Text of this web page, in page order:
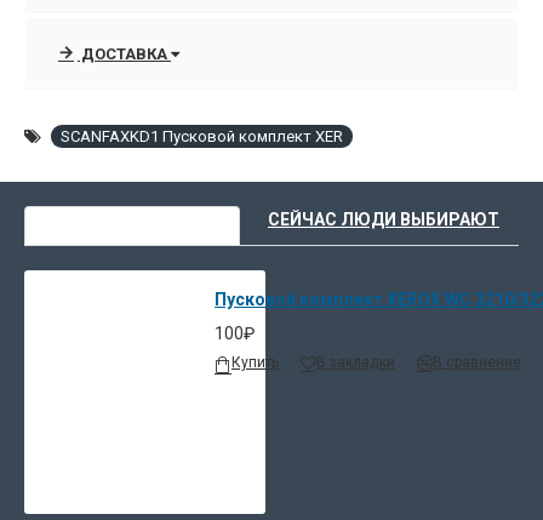
ДОСТАВКА
SCANFAXKD1 Пусковой комплект XER
СЕЙЧАС ЛЮДИ ВЫБИРАЮТ
Пусковой комплект XEROX WC 3210/
100₽
Купить В закладки В сравнение